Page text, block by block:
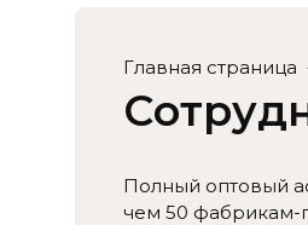
Главная страница
Полный оптовый
чем 50 фабрикам-